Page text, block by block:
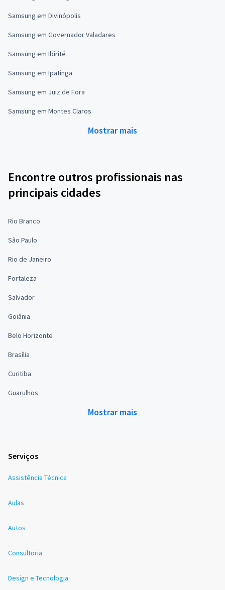
Samsung em Divinópolis
Samsung em Governador Valadares
Samsung em Ibirité
Samsung em Ipatinga
Samsung em Juiz de Fora
Samsung em Montes Claros
Mostrar mais
Encontre outros profissionais nas
principais cidades
Rio Branco
São Paulo
Rio de Janeiro
Fortaleza
Salvador
Goiânia
Belo Horizonte
Brasília
Curitiba
Guarulhos
Mostrar mais
Serviços
Assistência Técnica
Aulas
Autos
Consultoria
Design e Tecnologia